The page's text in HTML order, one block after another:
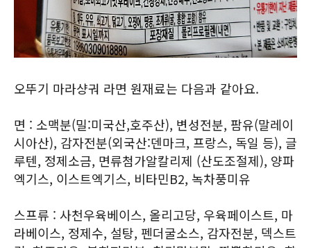
오뚜기 마라샹궈 라면 원재료는 다음과 같아요.
면 : 소맥분(밀:미국산,호주산), 변성전분, 팜유(말레이
시아산), 감자전분(외국산:덴마크, 프랑스, 독일 등), 글
루텐, 정제소금, 면류첨가알칼리제 (산도조절제), 양파
엑기스, 이스트엑기스, 비타민B2, 녹차풍미유
스프류 : 사천우육베이스, 올리고당, 우육페이스트, 마
라베이스, 정제수, 설탕, 펜더굴소스, 감자전분, 덱스트